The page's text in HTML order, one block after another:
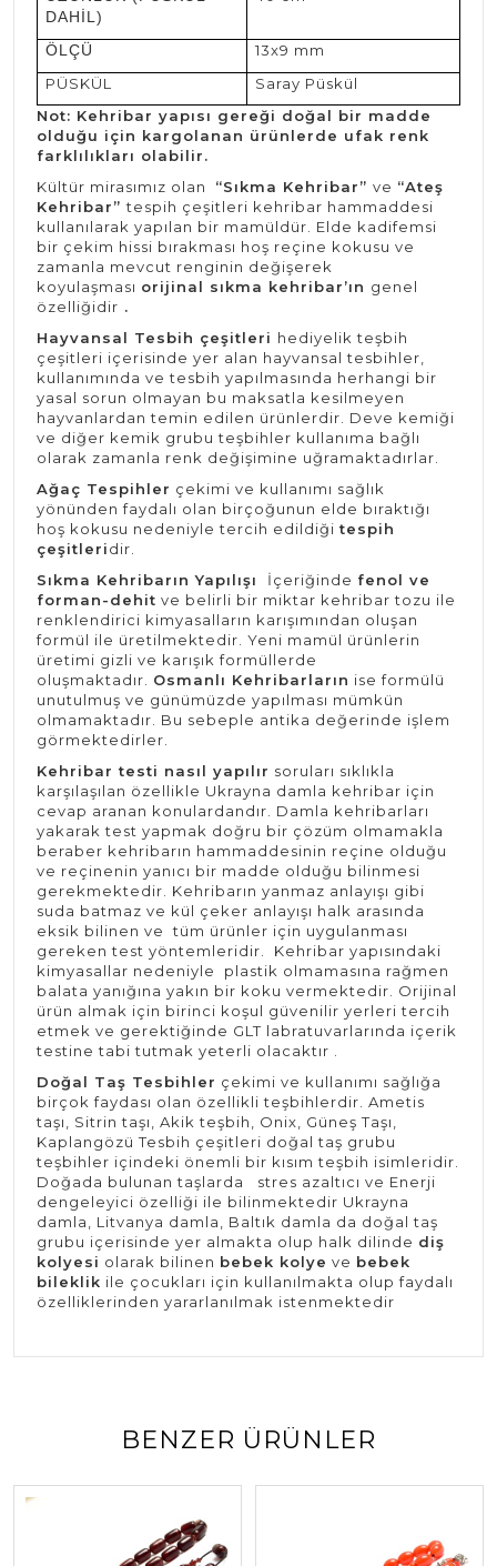
DAHİL)
ÖLÇÜ
13x9 mm
PÜSKÜL
Saray Püskül
Not: Kehribar yapısı gereği doğal bir madde
olduğu için kargolanan ürünlerde ufak renk
farklılıkları olabilir.
Kültür mirasımız olan “Sıkma Kehribar” ve “Ateş
Kehribar”tespih çeşitleri kehribar hammaddesi
kullanılarak yapılan bir mamüldür. Elde kadifemsi
bir çekim hissi bırakması hoş reçine kokusu ve
zamanla mevcut renginin değişerek
koyulaşması orijinal sıkma kehribar’ın genel
özelliğidir .
Hayvansal Tesbih çeşitleri hediyelik teşbih
çeşitleri içerisinde yer alan hayvansal tesbihler,
kullanımında ve tesbih yapılmasında herhangi bir
yasal sorun olmayan bu maksatla kesilmeyen
hayvanlardan temin edilen ürünlerdir. Deve kemiği
ve diğer kemik grubu teşbihler kullanıma bağlı
olarak zamanla renk değişimine uğramaktadırlar.
Ağaç Tespihler çekimi ve kullanımı sağlık
yönünden faydalı olan birçoğunun elde bıraktığı
hoş kokusu nedeniyle tercih edildiğitespih
çeşitleridir.
Sıkma Kehribarın Yapılışı
İçeriğinde fenol ve
forman-dehit ve belirli bir miktar kehribar tozu ile
renklendirici kimyasalların karışımından oluşan
formül ile üretilmektedir. Yeni mamül ürünlerin
üretimi gizli ve karışık formüllerde
oluşmaktadır. Osmanlı Kehribarların ise formülü
unutulmuş ve günümüzde yapılması mümkün
olmamaktadır. Bu sebeple antika değerinde işlem
görmektedirler.
Kehribar testi nasıl yapılır soruları sıklıkla
karşılaşılan özellikle Ukrayna damla kehribar için
cevap aranan konulardandır. Damla kehribarları
yakarak test yapmak doğru bir çözüm olmamakla
beraber kehribarın hammaddesinin reçine olduğu
ve reçinenin yanıcı bir madde olduğu bilinmesi
gerekmektedir. Kehribarın yanmaz anlayışı gibi
suda batmaz ve kül çeker anlayışı halk arasında
eksik bilinen ve tüm ürünler için uygulanması
gereken test yöntemleridir. Kehribar yapısındaki
kimyasallar nedeniyle plastik olmamasına rağmen
balata yanığına yakın bir koku vermektedir. Orijinal
ürün almak için birinci koşul güvenilir yerleri tercih
etmek ve gerektiğinde GLT labratuvarlarında içerik
testine tabi tutmak yeterli olacaktır .
Doğal Taş Tesbihler çekimi ve kullanımı sağlığa
birçok faydası olan özellikli teşbihlerdir. Ametis
taşı, Sitrin taşı, Akik teşbih, Onix, Güneş Taşı,
Kaplangözü Tesbih çeşitleri doğal taş grubu
teşbihler içindeki önemli bir kısım teşbih isimleridir.
Doğada bulunan taşlarda stres azaltıcı ve Enerji
dengeleyici özelliği ile bilinmektedir Ukrayna
damla, Litvanya damla, Baltık damla da doğal taş
grubu içerisinde yer almakta olup halk dilinde diş
kolyesi olarak bilinen bebek kolye ve bebek
bileklik ile çocukları için kullanılmakta olup faydalı
özelliklerinden yararlanılmak istenmektedir
BENZER ÜRÜNLER